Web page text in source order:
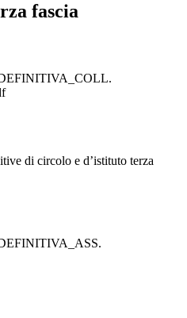
fascia
di circolo e d’istituto terza